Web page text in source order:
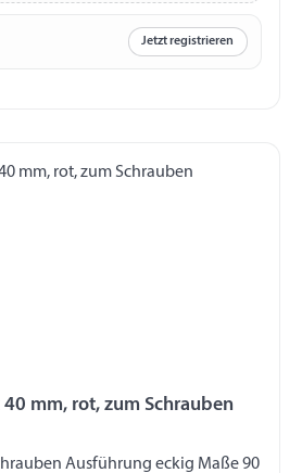
Jetzt registrieren
mm, rot, zum Schrauben
Ausführung eckig Maße 90